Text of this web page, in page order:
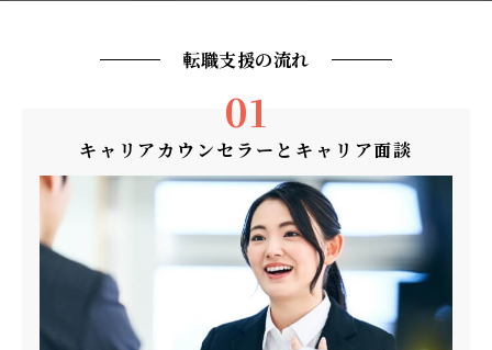
転職支援の流れ
01
キャリアカウンセラーとキャリア面談